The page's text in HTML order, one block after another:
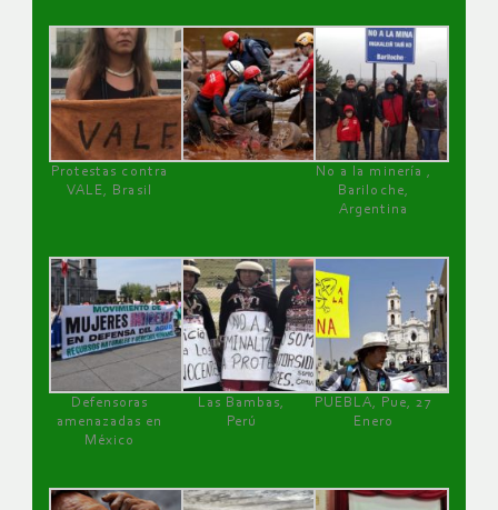
Protestas contra
VALE, Brasil
No a la minería ,
Bariloche,
Argentina
Defensoras
amenazadas en
México
Las Bambas,
Perú
PUEBLA, Pue, 27
Enero